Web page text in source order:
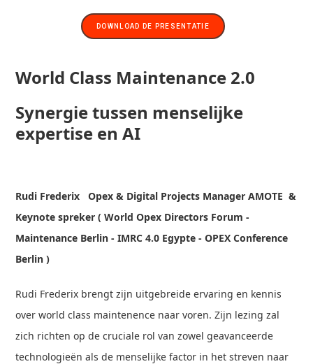
DOWNLOAD DE PRESENTATIE
World Class Maintenance 2.0
Synergie tussen menselijke
expertise en AI
Rudi Frederix Opex & Digital Projects Manager AMOTE &
Keynote spreker ( World Opex Directors Forum -
Maintenance Berlin - IMRC 4.0 Egypte - OPEX Conference
Berlin )
Rudi Frederix brengt zijn uitgebreide ervaring en kennis
over world class maintenence naar voren. Zijn lezing zal
zich richten op de cruciale rol van zowel geavanceerde
technologieën als de menselijke factor in het streven naar